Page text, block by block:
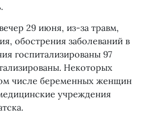
29 июня, из-за травм,
обострения заболеваний в
госпитализированы 97
Некоторых
числе беременных женщин
учреждения